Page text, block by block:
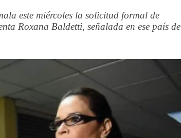
este miércoles la solicitud formal de
Roxana Baldetti, señalada en ese país de